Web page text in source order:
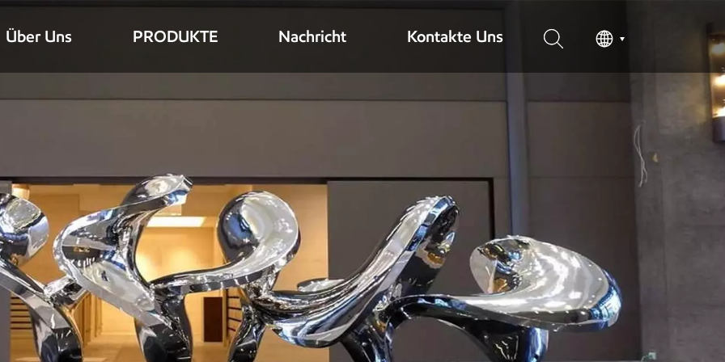
Über Uns PRODUKTE Nachricht Kontakte Uns